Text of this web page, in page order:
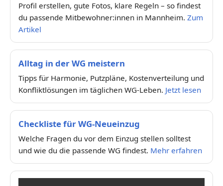
Profil erstellen, gute Fotos, klare Regeln – so findest
du passende Mitbewohner:innen in Mannheim. Zum
Artikel
Alltag in der WG meistern
Tipps für Harmonie, Putzpläne, Kostenverteilung und
Konfliktlösungen im täglichen WG-Leben. Jetzt lesen
Checkliste für WG-Neueinzug
Welche Fragen du vor dem Einzug stellen solltest
und wie du die passende WG findest. Mehr erfahren